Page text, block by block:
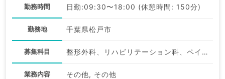
勤務時間 日勤:09:30〜18:00 (休憩時間: 150分)
勤務地 千葉県松戸市
募集科目 整形外科、リハビリテーション科、ペインクリニック、美容皮膚科
業務内容 その他, その他